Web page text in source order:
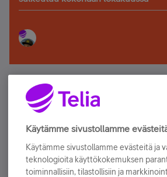
Älä jää paitsi – osallistu ja
Tilaa Telian uutiskirje ja olet
sähköpostiisi.
Käytämme sivustollamme
Käytämme sivustollamme evästeitä ja
teknologioita käyttökokemuksen
toiminnallisiin, tilastollisiin ja